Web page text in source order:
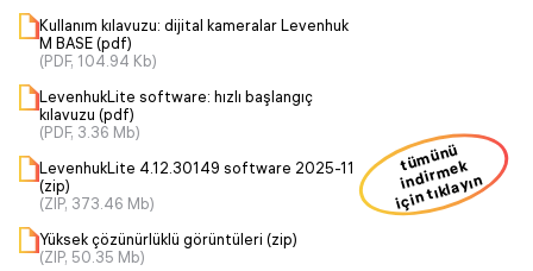
Kullanım kılavuzu: dijital kameralar Levenhuk
M BASE (pdf)
(PDF, 104.94 Kb)
LevenhukLite software: hızlı başlangıç
kılavuzu (pdf)
(PDF, 3.36 Mb)
LevenhukLite 4.12.30149 software 2025-11
(zip)
(ZIP, 373.46 Mb)
Yüksek çözünürlüklü görüntüleri (zip)
(ZIP, 50.35 Mb)
t
ü
m
ü
n
ü
i
n
dir
m
ek
için tıklayın